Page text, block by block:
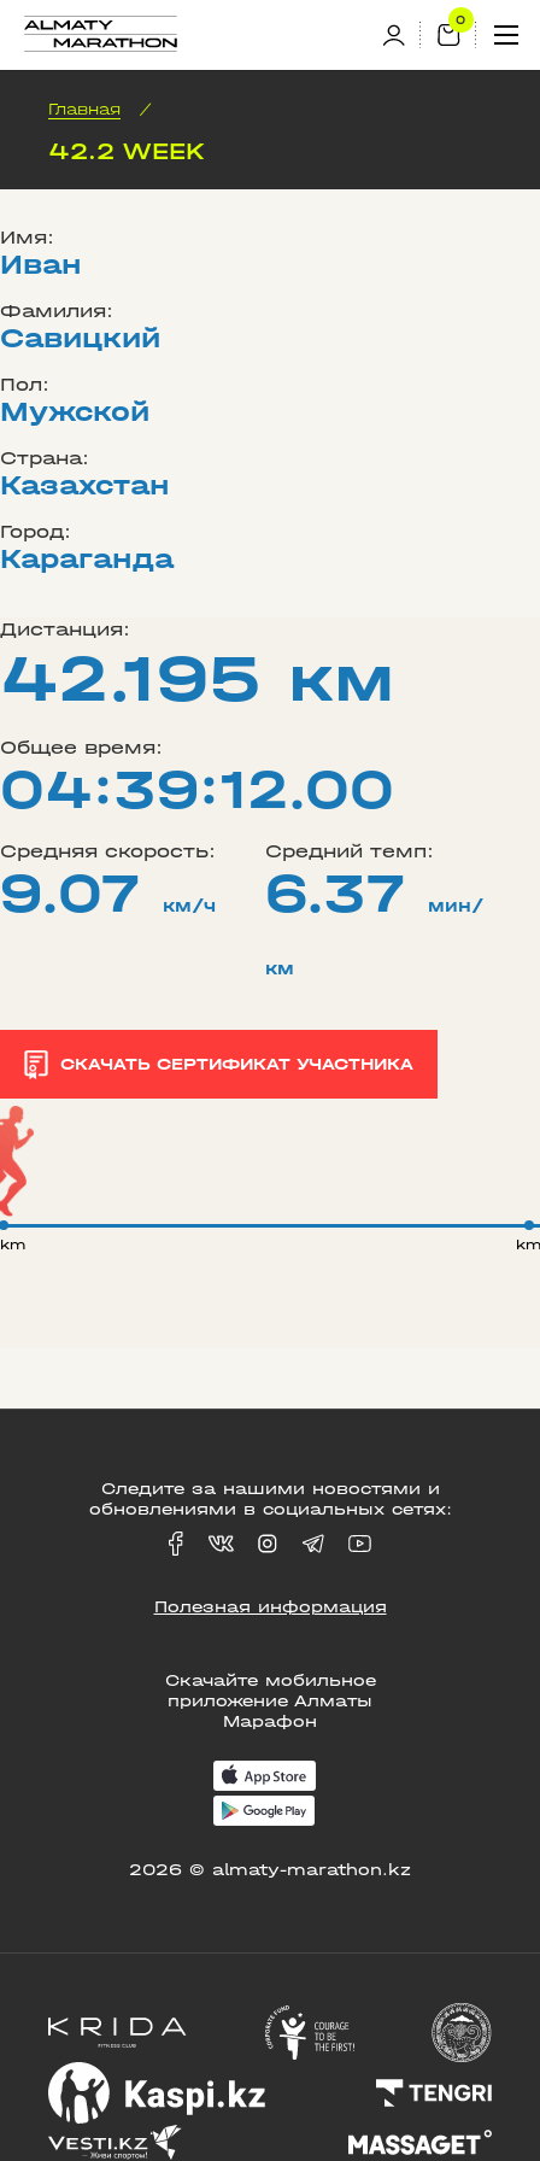
Главная /
42.2 WEEK
Имя:
Иван
Фамилия:
Савицкий
Пол:
Мужской
Страна:
Казахстан
Город:
Караганда
Дистанция:
42.195 км
Общее время:
04:39:12.00
Средняя скорость:
9.07 км/ч
Средний темп:
6.37 мин/
км
СКАЧАТЬ СЕРТИФИКАТ УЧАСТНИКА
km
Скачайте мобильное
приложение Алматы
Марафон
2026 © almaty-marathon.kz
Следите за нашими новостями и
обновлениями в социальных сетях:
Полезная информация